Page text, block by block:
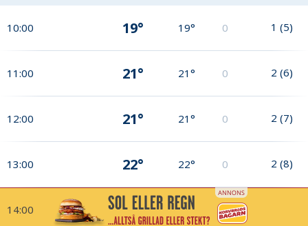
10:00 19° 19° 0 1 (5)
11:00 21° 21° 0 2 (6)
12:00 21° 21° 0 2 (7)
13:00 22° 22° 0 2 (8)
14:00